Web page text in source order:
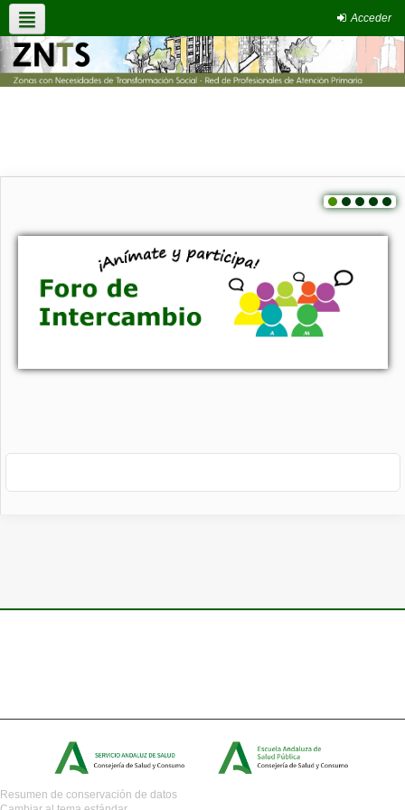
Acceder
Espacio común Espacio Zonas Blog Formación
Foro de intercambio
Resumen de conservación de datos